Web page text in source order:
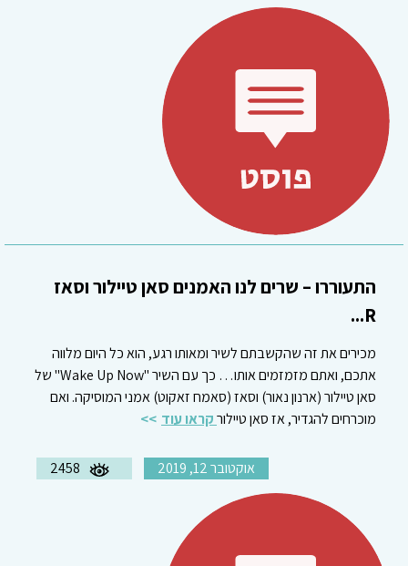
התעוררו – שרים לנו האמנים סאן טיילור וסאז
R...
מכירים את זה שהקשבתם לשיר ומאותו רגע, הוא כל היום מלווה
אתכם, ואתם מזמזמים אותו… כך עם השיר "Wake Up Now" של
סאן טיילור (ארנון נאור) וסאז (סאמח זאקוט) אמני המוסיקה. ואם
מוכרחים להגדיר, אז סאן טיילורקראו עוד
אוקטובר 12, 2019 2458